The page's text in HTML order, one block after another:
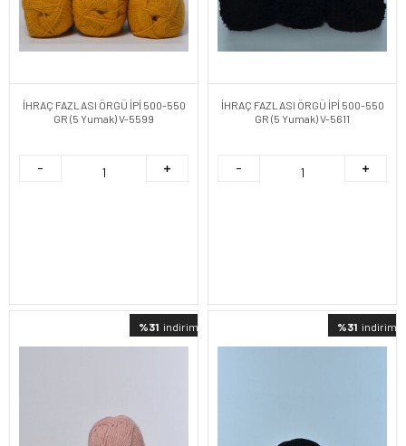
İHRAÇ FAZLASI ÖRGÜ İPİ 500-550
GR (5 Yumak) V-5599
İHRAÇ FAZLASI ÖRGÜ İPİ 500-550
GR (5 Yumak) V-5611
%31 indirimli %31 indirimli